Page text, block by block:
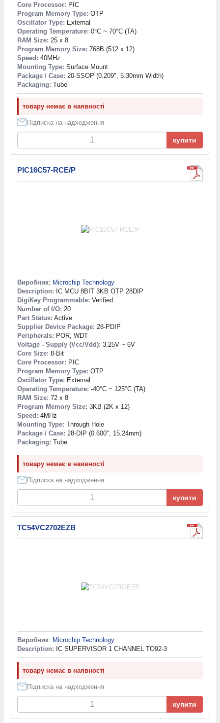
Core Processor: PIC
Program Memory Type: OTP
Oscillator Type: External
Operating Temperature: 0°C ~ 70°C (TA)
RAM Size: 25 x 8
Program Memory Size: 768B (512 x 12)
Speed: 40MHz
Mounting Type: Surface Mount
Package / Case: 20-SSOP (0.209", 5.30mm Width)
Packaging: Tube
товару немає в наявності
Підписка на надходження
купити
PIC16C57-RCE/P
Виробник: Microchip Technology
Description: IC MCU 8BIT 3KB OTP 28DIP
DigiKey Programmable: Verified
Number of I/O: 20
Part Status: Active
Supplier Device Package: 28-PDIP
Peripherals: POR, WDT
Voltage - Supply (Vcc/Vdd): 3.25V ~ 6V
Core Size: 8-Bit
Core Processor: PIC
Program Memory Type: OTP
Oscillator Type: External
Operating Temperature: -40°C ~ 125°C (TA)
RAM Size: 72 x 8
Program Memory Size: 3KB (2K x 12)
Speed: 4MHz
Mounting Type: Through Hole
Package / Case: 28-DIP (0.600", 15.24mm)
Packaging: Tube
товару немає в наявності
Підписка на надходження
купити
TC54VC2702EZB
Виробник: Microchip Technology
Description: IC SUPERVISOR 1 CHANNEL TO92-3
товару немає в наявності
Підписка на надходження
купити